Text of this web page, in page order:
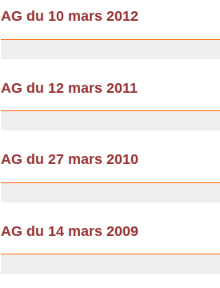
AG du 10 mars 2012
AG du 12 mars 2011
AG du 27 mars 2010
AG du 14 mars 2009